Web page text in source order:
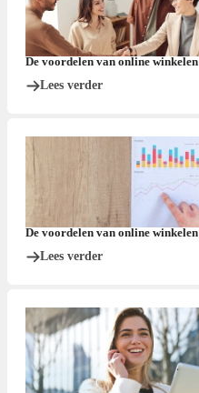
De voordelen van online winkelen
Lees verder
De voordelen van online winkelen
Lees verder